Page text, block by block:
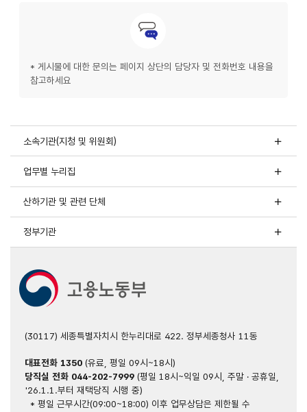
* 게시물에 대한 문의는 페이지 상단의 담당자 및 전화번호 내용을
참고하세요
소속기관(지청 및 위원회)
업무별 누리집
산하기관 및 관련 단체
정부기관
(30117) 세종특별자치시 한누리대로 422. 정부세종청사 11동
대표전화 1350(유료, 평일 09시~18시)
당직실 전화 044-202-7999(평일 18시~익일 09시, 주말 · 공휴일,
'26.1.1.부터 재택당직 시행 중)
* 평일 근무시간(09:00~18:00) 이후 업무상담은 제한될 수